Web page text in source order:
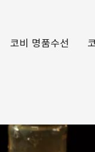
코비 명품수선